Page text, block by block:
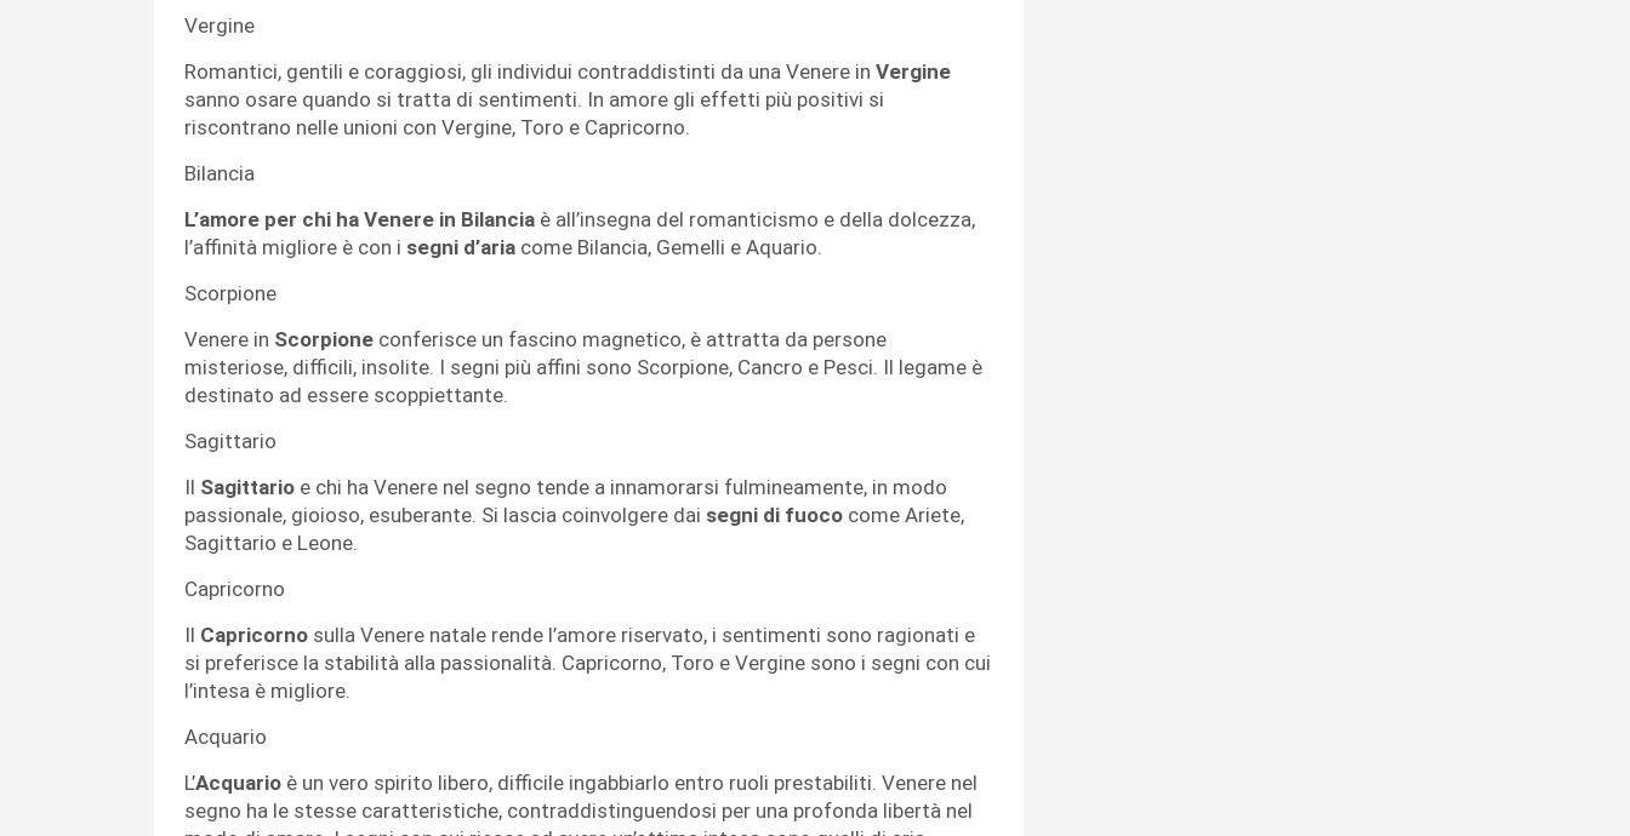
Vergine
Romantici, gentili e coraggiosi, gli individui contraddistinti da una Venere in Vergine
sanno osare quando si tratta di sentimenti. In amore gli effetti più positivi si
riscontrano nelle unioni con Vergine, Toro e Capricorno.
Bilancia
L’amore per chi ha Venere in Bilancia è all’insegna del romanticismo e della dolcezza,
l’affinità migliore è con i segni d’aria come Bilancia, Gemelli e Aquario.
Scorpione
Venere in Scorpione conferisce un fascino magnetico, è attratta da persone
misteriose, difficili, insolite. I segni più affini sono Scorpione, Cancro e Pesci. Il legame è
destinato ad essere scoppiettante.
Sagittario
Il Sagittario e chi ha Venere nel segno tende a innamorarsi fulmineamente, in modo
passionale, gioioso, esuberante. Si lascia coinvolgere dai segni di fuoco come Ariete,
Sagittario e Leone.
Capricorno
Il Capricorno sulla Venere natale rende l’amore riservato, i sentimenti sono ragionati e
si preferisce la stabilità alla passionalità. Capricorno, Toro e Vergine sono i segni con cui
l’intesa è migliore.
Acquario
L’Acquario è un vero spirito libero, difficile ingabbiarlo entro ruoli prestabiliti. Venere nel
segno ha le stesse caratteristiche, contraddistinguendosi per una profonda libertà nel